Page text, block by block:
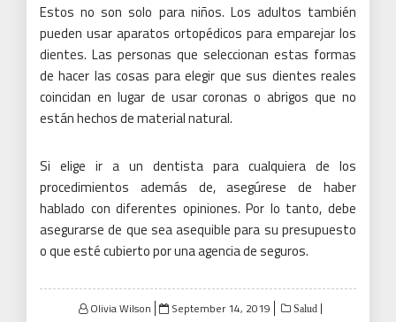
Estos no son solo para niños. Los adultos también
pueden usar aparatos ortopédicos para emparejar los
dientes. Las personas que seleccionan estas formas
de hacer las cosas para elegir que sus dientes reales
coincidan en lugar de usar coronas o abrigos que no
están hechos de material natural.
Si elige ir a un dentista para cualquiera de los
procedimientos además de, asegúrese de haber
hablado con diferentes opiniones.Por lo tanto, debe
asegurarse de que sea asequible para su presupuesto
o que esté cubierto por una agencia de seguros.
Olivia Wilson
Posted
September 14, 2019 Salud